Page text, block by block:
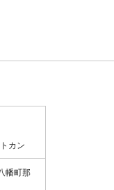
カン
幡町那